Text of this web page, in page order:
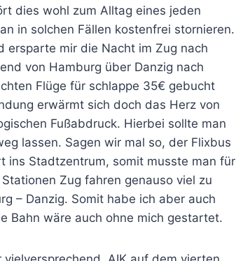
dies wohl zum Alltag eines jeden
in solchen Fällen kostenfrei stornieren.
ersparte mir die Nacht im Zug nach
von Hamburg über Danzig nach
Flüge für schlappe 35€ gebucht
erwärmt sich doch das Herz von
Fußabdruck. Hierbei sollte man
lassen. Sagen wir mal so, der Flixbus
ins Stadtzentrum, somit musste man für
Zug fahren genauso viel zu
– Danzig. Somit habe ich aber auch
Bahn wäre auch ohne mich gestartet.